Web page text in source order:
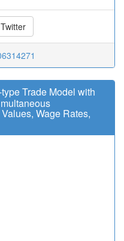
Twitter
Trade Model with
Wage Rates,